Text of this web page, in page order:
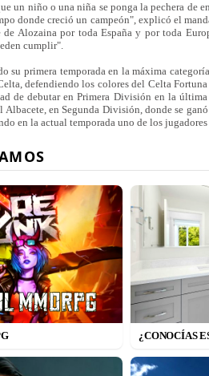
un niño o una niña se ponga la pechera de
donde creció un campeón", explicó el
Alozaina por toda España y por toda
cumplir".
su primera temporada en la máxima
defendiendo los colores del Celta
de debutar en Primera División en la última
Albacete, en Segunda División, donde se
en la actual temporada uno de los
¿CONOCÍAS